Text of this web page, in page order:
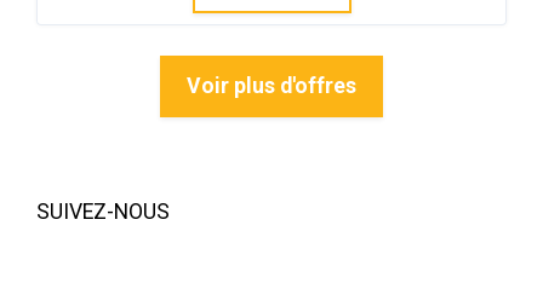
Voir plus d'offres
SUIVEZ-NOUS